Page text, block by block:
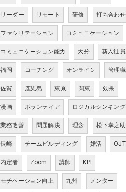
リーダー リモート 研修 打ち合わせ
ファシリテーション コミュニケーション
コミュニケーション能力 大分 新入社員
福岡 コーチング オンライン 管理職
佐賀 鹿児島 東京 関東 効果
漫画 ボランティア ロジカルシンキング
業務改善 問題解決 理念 松下幸之助
長崎 チームビルディング 婚活 OJT
内定者 Zoom 講師 KPI
モチベーション向上 九州 メンター